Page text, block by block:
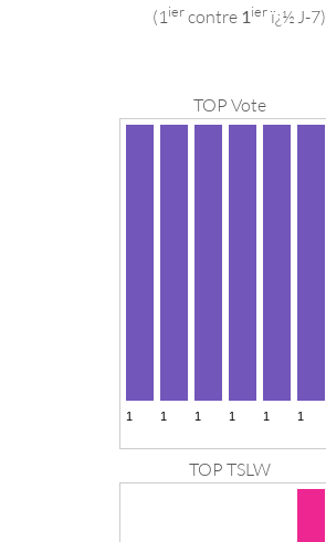
(1 iercontre 1ierï¿½ J-7)
TOP Vote
TOP TSLW